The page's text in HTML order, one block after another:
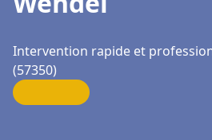
Intervention rapide et
(57350)